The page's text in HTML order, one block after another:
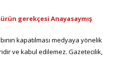
gerekçesi Anayasaymış
kapatılması medyaya yönelik
ve kabul edilemez. Gazetecilik,